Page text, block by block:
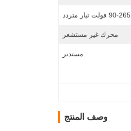
90-265 فولت تيار متردد
محرك غير مستشعر
مستدير
وصف المنتج